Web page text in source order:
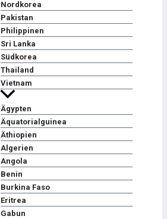
Nordkorea
Pakistan
Philippinen
Sri Lanka
Südkorea
Thailand
Vietnam
Ägypten
Äquatorialguinea
Äthiopien
Algerien
Angola
Benin
Burkina Faso
Eritrea
Gabun